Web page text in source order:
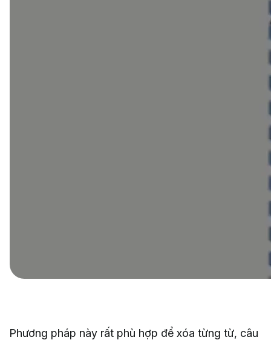
Phương pháp này rất phù hợp để xóa từng từ, câu